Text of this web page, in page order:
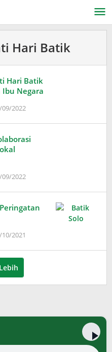
Hari Batik
Hari Batik
Ibu Negara
09/2022
09/2022
2021